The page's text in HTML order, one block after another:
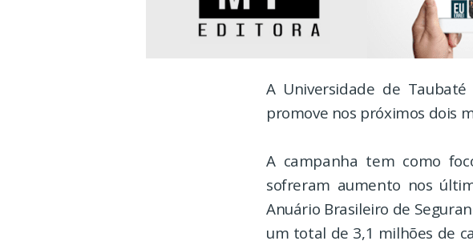
A Universidade de
promove nos próximos dois
A campanha tem como
sofreram aumento nos
Anuário Brasileiro de
um total de 3,1 milhões de